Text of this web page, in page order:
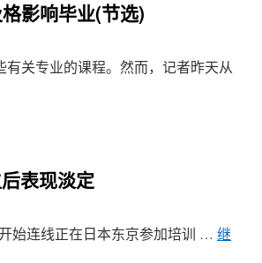
影响毕业(节选)
关专业的课程。然而，记者昨天从
表现淡定
始连线正在日本东京参加培训 … 继